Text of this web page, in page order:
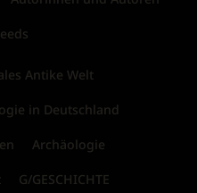
Antike Welt
in Deutschland
Archäologie
G/GESCHICHTE